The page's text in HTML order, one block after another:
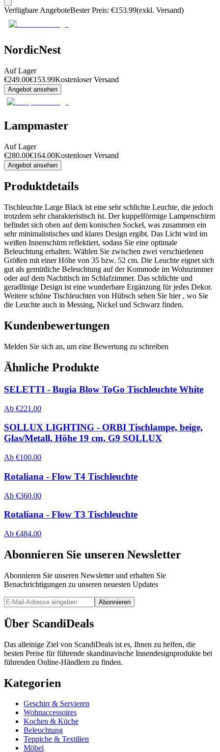
Verfügbare AngeboteBester Preis: €153.99(exkl. Versand)
NordicNest
Auf Lager
€249.00€153.99Kostenloser Versand
Angebot ansehen
Lampmaster
Auf Lager
€280.00€164.00Kostenloser Versand
Angebot ansehen
Produktdetails
Tischleuchte Large Black ist eine sehr schlichte Leuchte, die jedoch
trotzdem sehr charakteristisch ist. Der kuppelförmige Lampenschirm
befindet sich oben auf dem konischen Sockel, was zusammen ein
sehr minimalistisches und klares Design ergibt. Das Licht wird im
weißen Innenschirm reflektiert, sodass Sie eine optimale
Beleuchtung erhalten. Wählen Sie zwischen zwei verschiedenen
Größen mit einer Höhe von 35 bzw. 52 cm. Die Leuchte eignet sich
gut als gemütliche Beleuchtung auf der Kommode im Wohnzimmer
oder auf dem Nachttisch im Schlafzimmer. Das schlichte und
geradlinige Design ist eine wunderbare Ergänzung für jedes Dekor.
Weitere schöne Tischleuchten von Hübsch sehen Sie hier , wo Sie
die Leuchte auch in Messing, Nickel und Schwarz finden.
Kundenbewertungen
Melden Sie sich an, um eine Bewertung zu schreiben
Ähnliche Produkte
SELETTI - Bugia Blow ToGo Tischleuchte White
Ab €221.00
SOLLUX LIGHTING - ORBI Tischlampe, beige,
Glas/Metall, Höhe 19 cm, G9 SOLLUX
Ab €100.00
Rotaliana - Flow T4 Tischleuchte
Ab €360.00
Rotaliana - Flow T3 Tischleuchte
Ab €484.00
Abonnieren Sie unseren Newsletter
Abonnieren Sie unseren Newsletter und erhalten Sie
Benachrichtigungen zu unseren neuesten Updates
Abonnieren
Über ScandiDeals
Das alleinige Ziel von ScandiDeals ist es, Ihnen zu helfen, die
besten Preise für führende skandinavische Innendesignprodukte bei
führenden Online-Händlern zu finden.
Kategorien
Geschirr & Servieren
Wohnaccessoires
Kochen & Küche
Beleuchtung
Teppiche & Textilien
Möbel